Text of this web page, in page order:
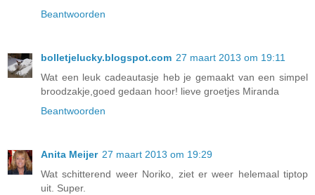
Beantwoorden
bolletjelucky.blogspot.com 27 maart 2013 om 19:11
Wat een leuk cadeautasje heb je gemaakt van een simpel
broodzakje,goed gedaan hoor! lieve groetjes Miranda
Beantwoorden
Anita Meijer 27 maart 2013 om 19:29
Wat schitterend weer Noriko, ziet er weer helemaal tiptop
uit. Super.